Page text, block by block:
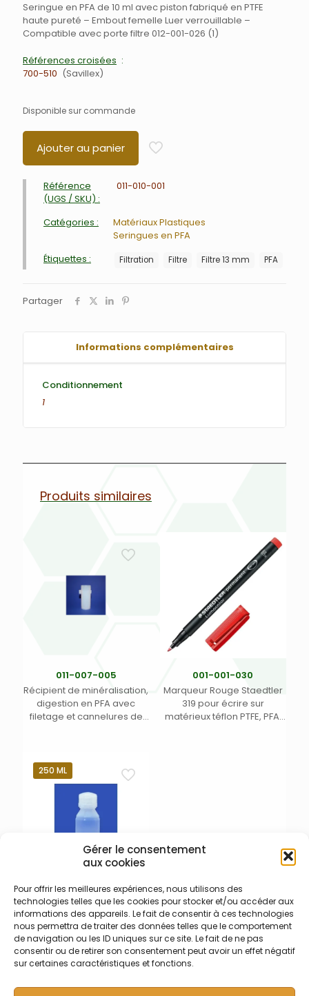
Gérer le consentement
aux cookies
Pour offrir les meilleures expériences, nous utilisons des
technologies telles que les cookies pour stocker et/ou accéder aux
informations des appareils. Le fait de consentir à ces technologies
nous permettra de traiter des données telles que le comportement
de navigation ou les ID uniques sur ce site. Le fait de ne pas
consentir ou de retirer son consentement peut avoir un effet négatif
sur certaines caractéristiques et fonctions.
Seringue en PFA de 10 ml avec piston fabriqué en PTFE
haute pureté – Embout femelle Luer verrouillable –
Compatible avec porte filtre 012-001-026 (1)
Références croisées
700-510
Savillex
Disponible sur commande
Ajouter au panier
Référence
(UGS / SKU) :
011-010-001
Catégories :
Matériaux Plastiques
Seringues en PFA
Étiquettes :
Filtration Filtre Filtre 13 mm PFA
Partager
Informations complémentaires
Conditionnement
1
Produits similaires
011-007-005
Récipient de minéralisation,
digestion en PFA avec
filetage et cannelures de
choisi) – Avec port 1/4″
filetage FNPT sur le côté.
Bouchon avec cannelures
de serrage de 58 mm livré
001-001-030
Marqueur Rouge Staedtler
319 pour écrire sur
matérieux téflon PTFE, PFA.
250 ML
011-003-004 – Bouteille
250 ml PFA
Bouteille en PFA – capacité
250 ml avec système de
fermeture GL45. Livré avec
bouchon 011-003-013.